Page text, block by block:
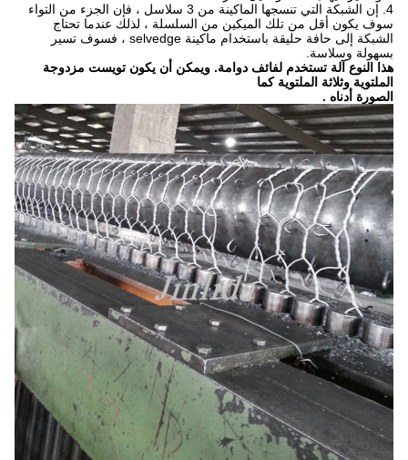
4. إن الشبكة التي تنسجها الماكينة من 3 سلاسل ، فإن الجزء من التواء
سوف يكون أقل من تلك الميكين من السلسلة ، لذلك عندما تحتاج
الشبكة إلى حافة حليقة باستخدام ماكينة selvedge ، فسوف تسير
بسهولة وسلاسة.
هذا النوع آلة تستخدم لفائف دوامة. ويمكن أن يكون تويست مزدوجة
الملتوية وثلاثة الملتوية كما
الصورة أدناه .